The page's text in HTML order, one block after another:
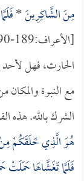
مِنَ الشَّاكِرِينَ*
الحارث، فهل لأحد
مع النبوة
الشرك بالله. هذه
هُوَ الَّذِي خَلَقَكُمْ
فَلَمَّا تَغَشَّاهَا حَمَلَتْ